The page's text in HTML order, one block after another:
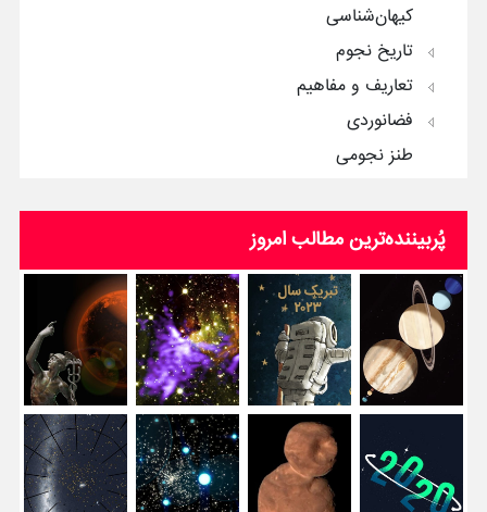
کیهان‌شناسی
تاریخ نجوم
تعاریف و مفاهیم
فضانوردی
طنز نجومی
پُربیننده‌ترین‌ مطالب امروز